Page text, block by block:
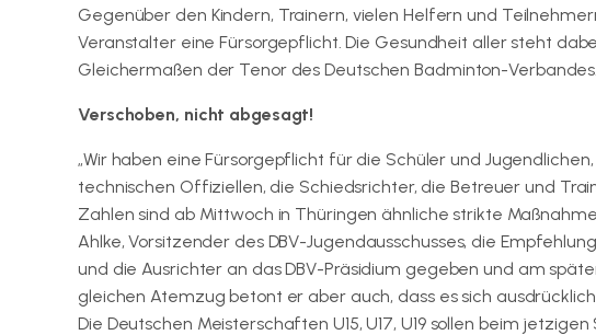
Gegenüber den Kindern, Trainern, vielen Helfern und
Veranstalter eine Fürsorgepflicht. Die Gesundheit aller steht
Gleichermaßen der Tenor des Deutschen Badminton-Verbandes.
Verschoben, nicht abgesagt!
„Wir haben eine Fürsorgepflicht für die Schüler und
technischen Offiziellen, die Schiedsrichter, die Betreuer und
Zahlen sind ab Mittwoch in Thüringen ähnliche strikte
Ahlke, Vorsitzender des DBV-Jugendausschusses, die
und die Ausrichter an das DBV-Präsidium gegeben und am
gleichen Atemzug betont er aber auch, dass es sich
Die Deutschen Meisterschaften U15, U17, U19 sollen beim